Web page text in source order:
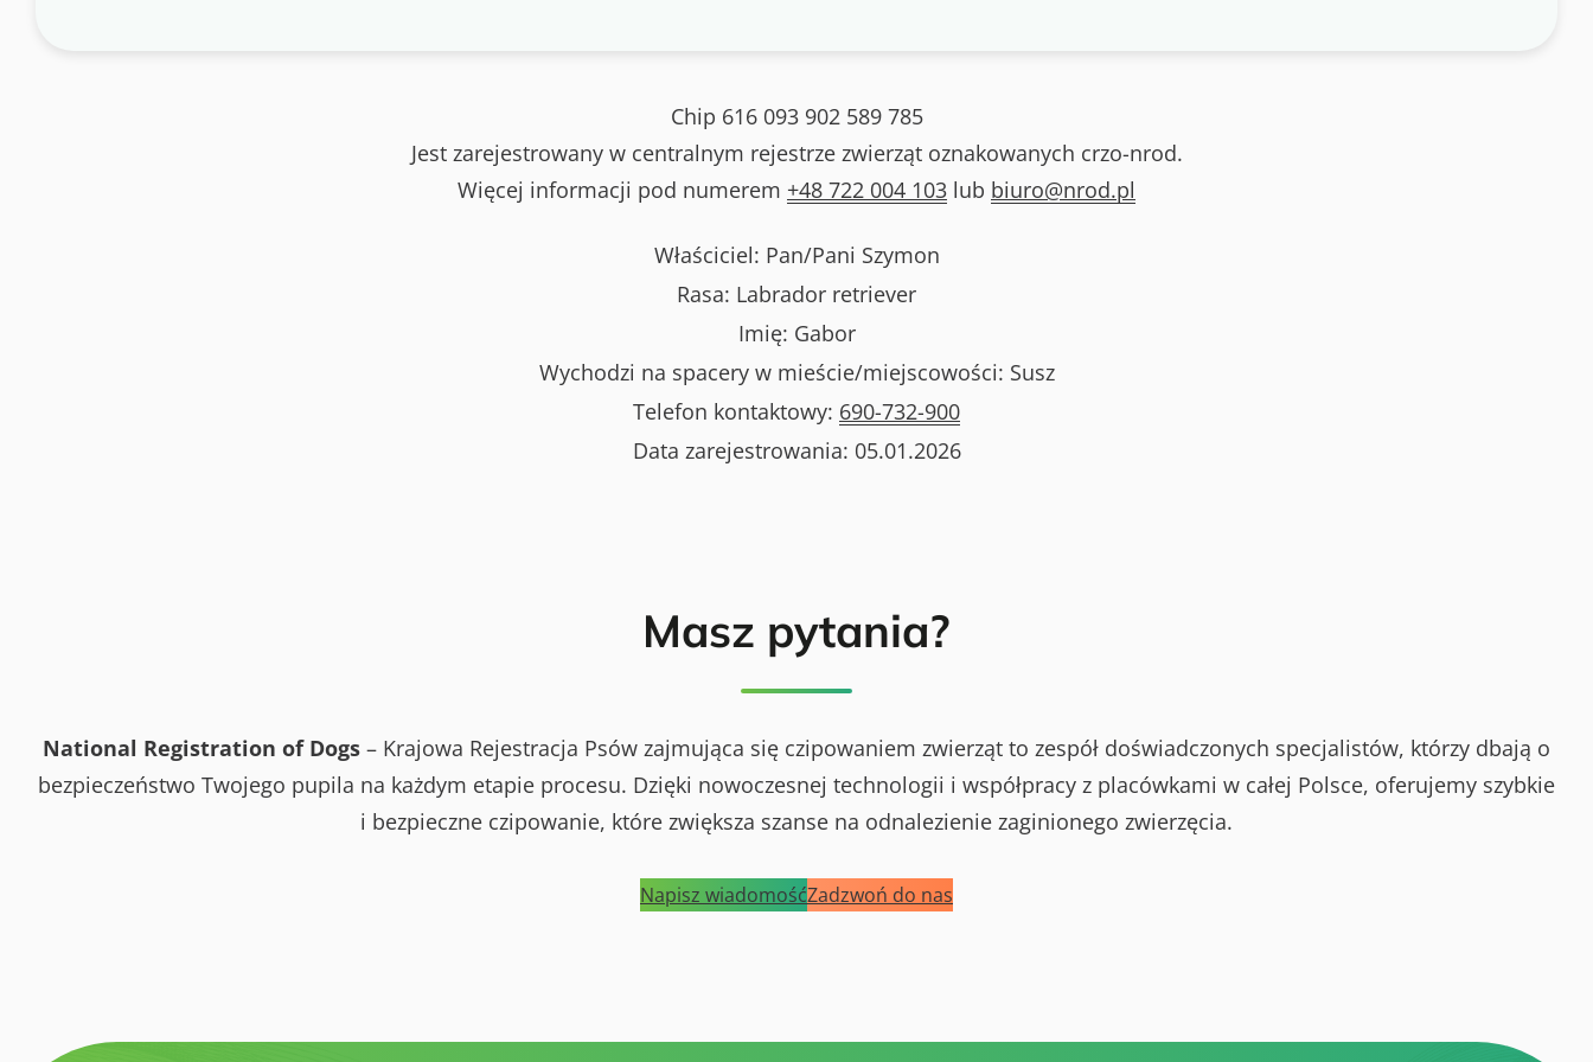
Chip 616 093 902 589 785
Jest zarejestrowany w centralnym rejestrze zwierząt oznakowanych crzo-nrod.
Więcej informacji pod numerem +48 722 004 103 lub biuro@nrod.pl
Właściciel: Pan/Pani Szymon
Rasa: Labrador retriever
Imię: Gabor
Wychodzi na spacery w mieście/miejscowości: Susz
Telefon kontaktowy: 690-732-900
Data zarejestrowania: 05.01.2026
Masz pytania?
National Registration of Dogs – Krajowa Rejestracja Psów zajmująca się czipowaniem zwierząt to zespół doświadczonych specjalistów, którzy dbają o
bezpieczeństwo Twojego pupila na każdym etapie procesu. Dzięki nowoczesnej technologii i współpracy z placówkami w całej Polsce, oferujemy szybkie
i bezpieczne czipowanie, które zwiększa szanse na odnalezienie zaginionego zwierzęcia.
Napisz wiadomośćZadzwoń do nas